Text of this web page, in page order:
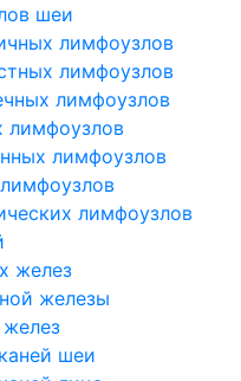
шеи
лимфоузлов
лимфоузлов
лимфоузлов
лимфоузлов
лимфоузлов
желез
железы
шеи